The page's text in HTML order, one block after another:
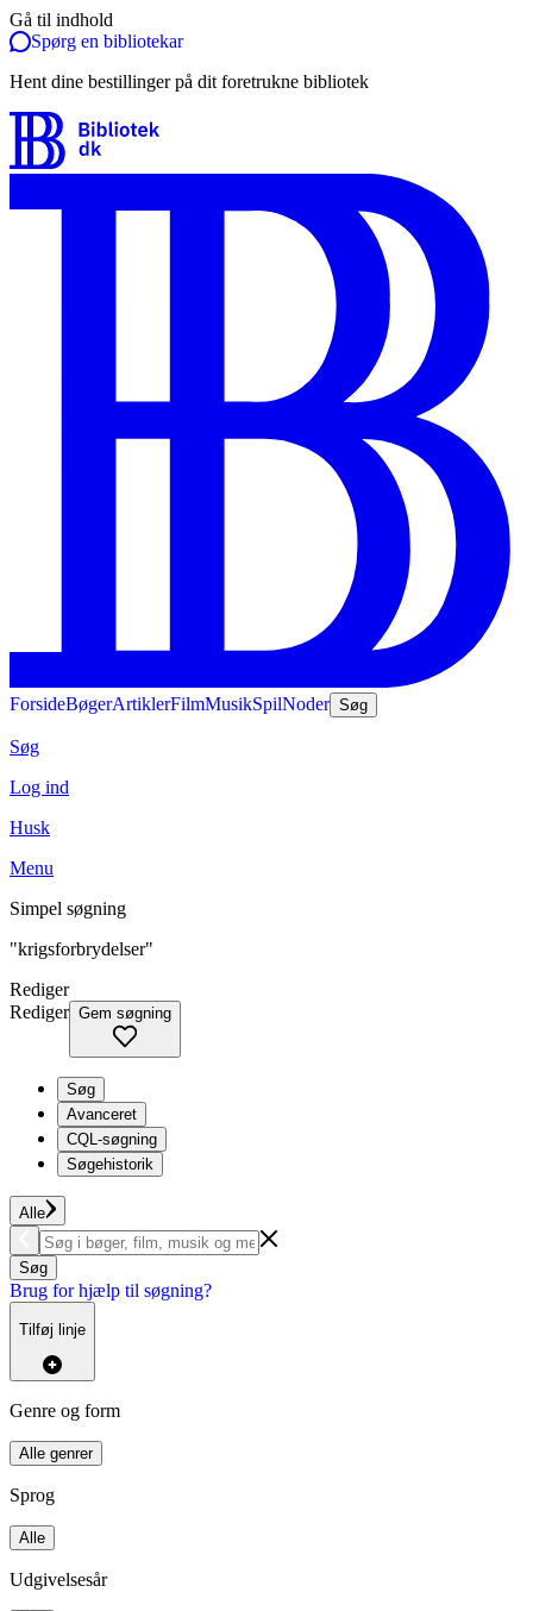
Gå til indhold
Spørg en bibliotekar
Hent dine bestillinger på dit foretrukne bibliotek
ForsideBøgerArtiklerFilmMusikSpilNoder Søg
Søg
Log ind
Husk
Menu
Simpel søgning
"krigsforbrydelser"
Rediger
Rediger Gem søgning
Søg
Avanceret
CQL-søgning
Søgehistorik
Alle
Søg
Brug for hjælp til søgning?
Tilføj linje
Genre og form
Alle genrer
Sprog
Alle
Udgivelsesår